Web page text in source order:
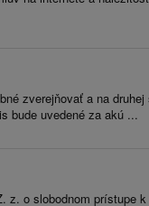
zverejňovať a na
bude uvedené za akú ...
o slobodnom prístupe